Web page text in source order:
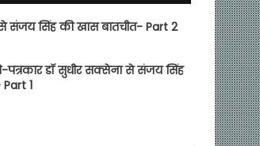
संजय सिंह की खास बातचीत- Part 2
पत्रकार डॉ सुधीर सक्सेना से संजय सिंह
1